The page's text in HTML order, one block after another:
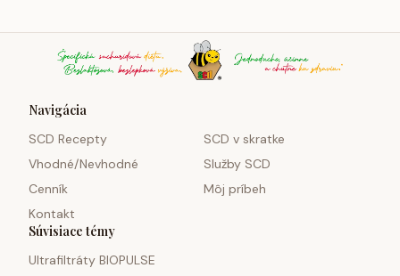
Navigácia
SCD Recepty
SCD v skratke
Vhodné/Nevhodné
Služby SCD
Cenník
Môj príbeh
Kontakt
Súvisiace témy
Ultrafiltráty BIOPULSE